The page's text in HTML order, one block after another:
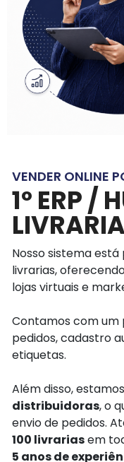
VENDER ONLINE
1º ERP /
Nosso sistema
livrarias,
lojas virtuais e
Contamos com um
pedidos, cadastro
etiquetas.
Além disso,
distribuidoras, o
envio de pedidos.
100 livrariasem
5 anos de